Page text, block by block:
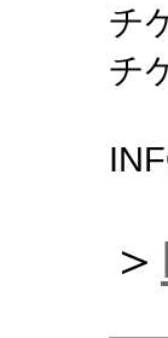
チ
チ
＞